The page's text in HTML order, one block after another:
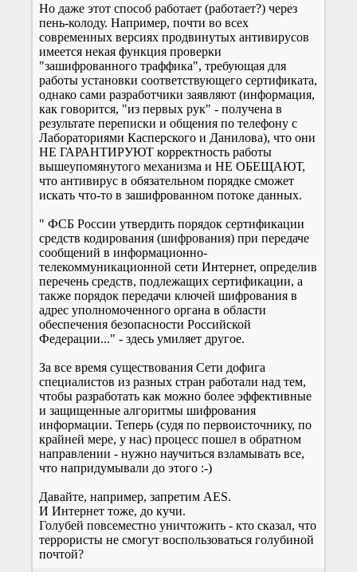
Но даже этот способ работает (работает?) через
пень-колоду. Например, почти во всех
современных версиях продвинутых антивирусов
имеется некая функция проверки
"зашифрованного траффика", требующая для
работы установки соответствующего сертификата,
однако сами разработчики заявляют (информация,
как говорится, "из первых рук" - получена в
результате переписки и общения по телефону с
Лабораториями Касперского и Данилова), что они
НЕ ГАРАНТИРУЮТ корректность работы
вышеупомянутого механизма и НЕ ОБЕЩАЮТ,
что антивирус в обязательном порядке сможет
искать что-то в зашифрованном потоке данных.
" ФСБ России утвердить порядок сертификации
средств кодирования (шифрования) при передаче
сообщений в информационно-
телекоммуникационной сети Интернет, определив
перечень средств, подлежащих сертификации, а
также порядок передачи ключей шифрования в
адрес уполномоченного органа в области
обеспечения безопасности Российской
Федерации..." - здесь умиляет другое.
За все время существования Сети дофига
специалистов из разных стран работали над тем,
чтобы разработать как можно более эффективные
и защищенные алгоритмы шифрования
информации. Теперь (судя по первоисточнику, по
крайней мере, у нас) процесс пошел в обратном
направлении - нужно научиться взламывать все,
что напридумывали до этого :-)
Давайте, например, запретим AES.
И Интернет тоже, до кучи.
Голубей повсеместно уничтожить - кто сказал, что
террористы не смогут воспользоваться голубиной
почтой?